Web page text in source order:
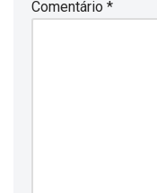
Comentário *